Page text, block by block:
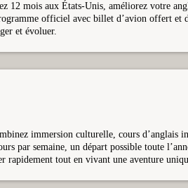
12 mois aux États-Unis, améliorez votre
officiel avec billet d’avion offert et
et évoluer.
immersion culturelle, cours d’anglais
par semaine, un départ possible toute
rapidement tout en vivant une aventure